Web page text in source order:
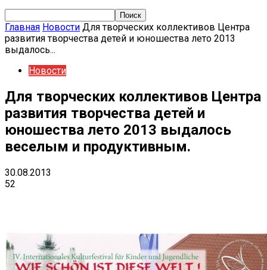
Главная Новости Для творческих коллективов Центра
развития творчества детей и юношества лето 2013
выдалось...
Новости
Для творческих коллективов Центра
развития творчества детей и
юношества лето 2013 выдалось
веселым и продуктивным.
30.08.2013
52